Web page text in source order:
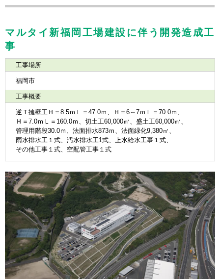
マルタイ新福岡工場建設に伴う開発造成工
事
工事場所
福岡市
工事概要
逆Ｔ擁壁工Ｈ＝8.5ｍＬ＝47.0ｍ、Ｈ＝6～7ｍＬ＝70.0ｍ、
Ｈ＝7.0ｍＬ＝160.0ｍ、切土工60,000㎥、盛土工60,000㎥、
管理用階段30.0ｍ、法面排水873ｍ、法面緑化9,380㎡、
雨水排水工１式、汚水排水工1式、上水給水工事１式、
その他工事１式、空配管工事１式